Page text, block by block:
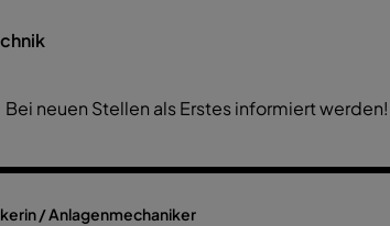
Bei neuen Stellen als Erstes informiert werden!
/ Anlagenmechaniker